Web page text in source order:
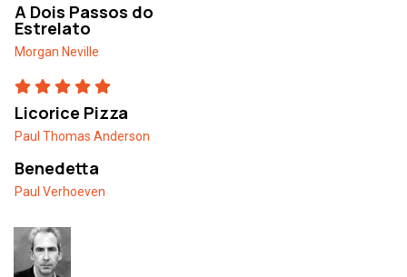
A Dois Passos do
Estrelato
Morgan Neville
Licorice Pizza
Paul Thomas Anderson
Benedetta
Paul Verhoeven